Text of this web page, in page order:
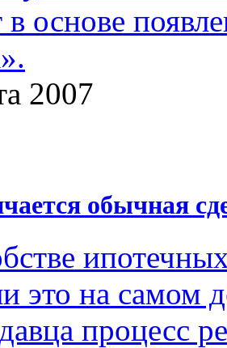
основе
2007
обычная
это на самом
процесс